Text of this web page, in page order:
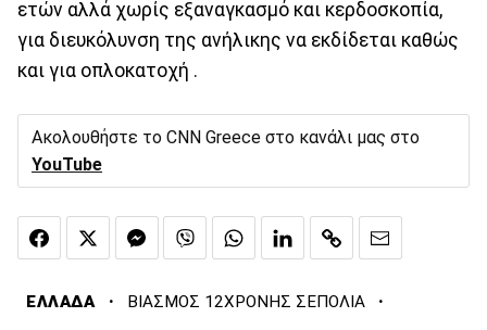
ετών αλλά χωρίς εξαναγκασμό και κερδοσκοπία,
για διευκόλυνση της ανήλικης να εκδίδεται καθώς
και για οπλοκατοχή .
Ακολουθήστε το CNN Greece στο κανάλι μας στο
YouTube
ΕΛΛΑΔΑ · ΒΙΑΣΜΟΣ 12ΧΡΟΝΗΣ ΣΕΠΟΛΙΑ ·